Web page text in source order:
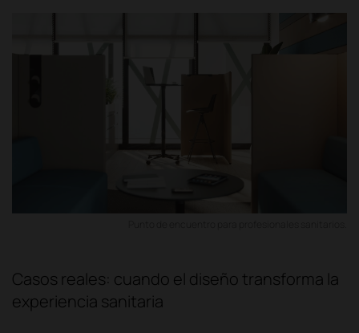
Casos reales: cuando el diseño transforma la
experiencia sanitaria